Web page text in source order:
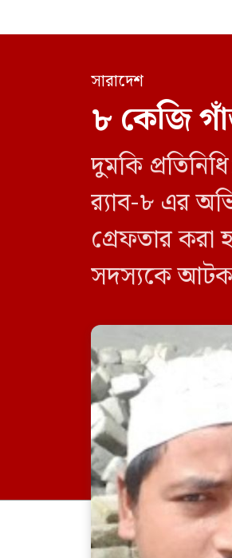
সারাদেশ
৮ কেজি
দুমকি
র‍্যাব-৮ এর
গ্রেফতার
সদস্যকে আটক